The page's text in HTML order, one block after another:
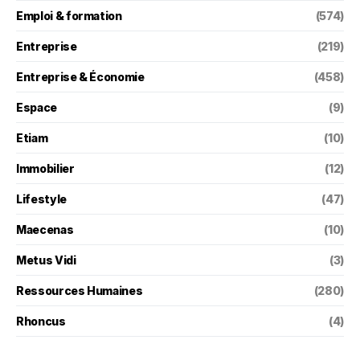
Emploi & formation (574)
Entreprise (219)
Entreprise & Économie (458)
Espace (9)
Etiam (10)
Immobilier (12)
Lifestyle (47)
Maecenas (10)
Metus Vidi (3)
Ressources Humaines (280)
Rhoncus (4)